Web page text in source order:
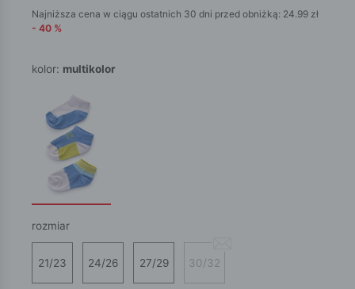
Najniższa cena w ciągu ostatnich 30 dni przed obniżką: 24.99 zł
- 40 %
kolor: multikolor
rozmiar
21/23 24/26 27/29 30/32